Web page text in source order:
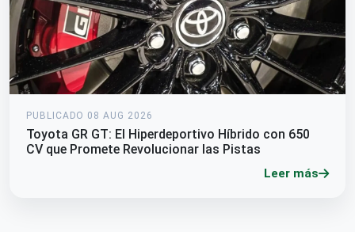
PUBLICADO 08 AUG 2026
Toyota GR GT: El Hiperdeportivo Híbrido con 650
CV que Promete Revolucionar las Pistas
Leer más